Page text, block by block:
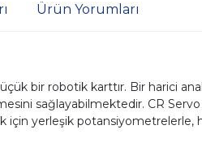
Ürün Yorumları
bir robotik karttır. Bir harici
sağlayabilmektedir. CR
için yerleşik